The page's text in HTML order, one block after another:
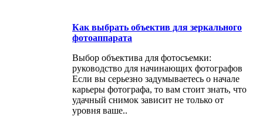
Как выбрать объектив для зеркального
фотоаппарата
Выбор объектива для фотосъемки:
руководство для начинающих фотографов
Если вы серьезно задумываетесь о начале
карьеры фотографа, то вам стоит знать, что
удачный снимок зависит не только от
уровня ваше..